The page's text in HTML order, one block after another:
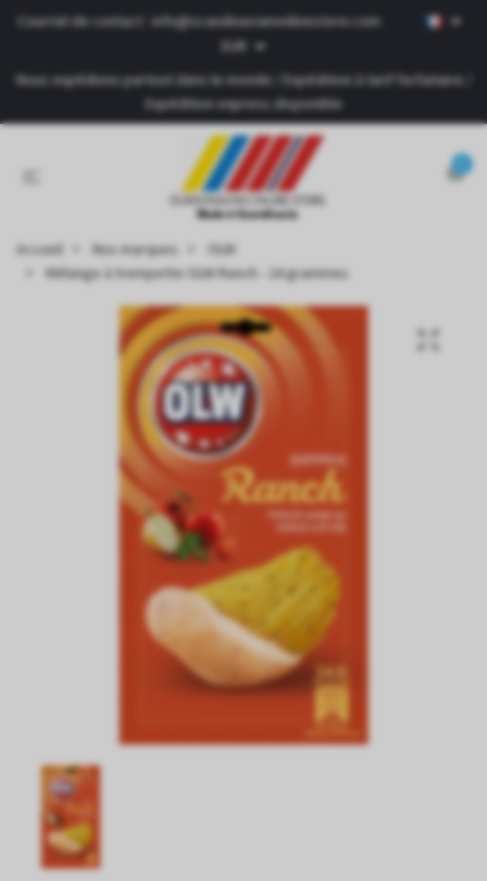
Courriel de contact : info@scandinavianonlinestore.com
EUR
Nous expédions partout dans le monde / Expédition à tarif forfaitaire /
Expédition express disponible
Accueil Nos marques
OLW
Mélange à trempette OLW Ranch - 24 grammes